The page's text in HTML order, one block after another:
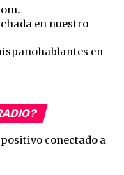
en nuestro
en
conectado a